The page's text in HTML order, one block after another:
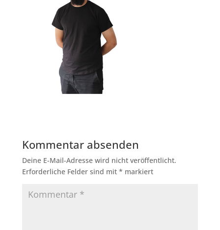
Kommentar absenden
Deine E-Mail-Adresse wird nicht veröffentlicht.
Erforderliche Felder sind mit * markiert